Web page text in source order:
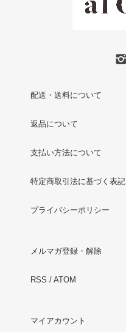
配送・送料について
返品について
支払い方法について
特定商取引法に基づく表記
プライバシーポリシー
メルマガ登録・解除
RSS / ATOM
マイアカウント